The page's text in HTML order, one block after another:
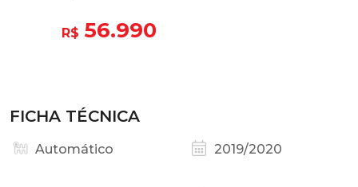
R$ 56.990
FICHA TÉCNICA
Automático 2019/2020